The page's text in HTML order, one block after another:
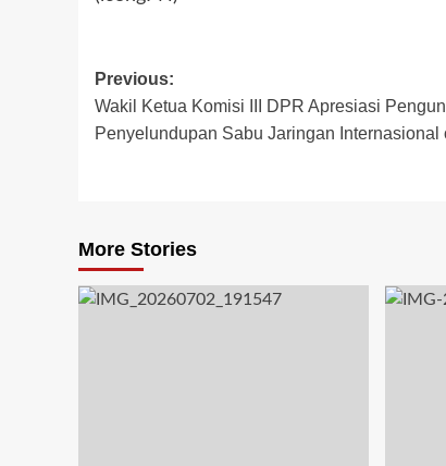
Post
navigation
Previous:
Wakil Ketua Komisi III DPR Apresiasi
Penyelundupan Sabu Jaringan Internasional
More Stories